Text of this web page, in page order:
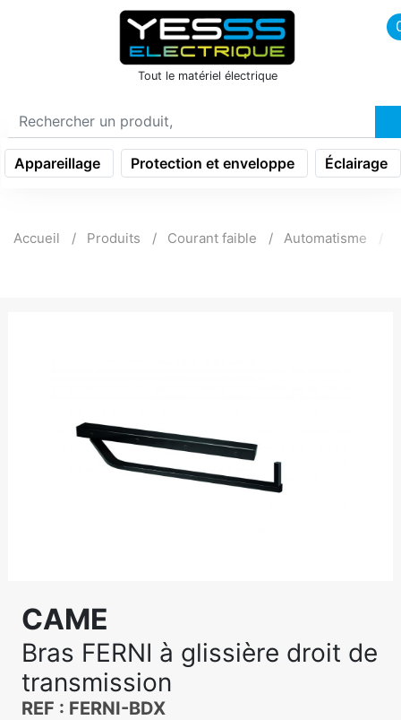
icon menu burger
Tout le matériel électrique
Appareillage Protection et enveloppe Éclairage
Accueil Produits Courant faible Automatisme
CAME
Bras FERNI à glissière droit de
transmission
REF : FERNI-BDX